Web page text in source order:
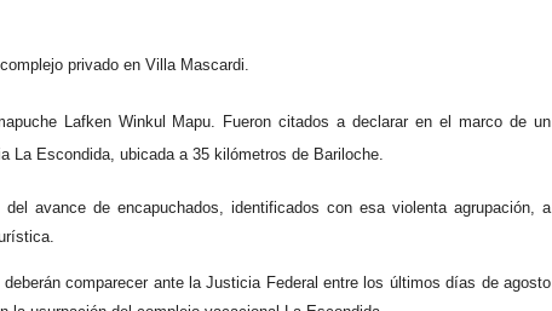
privado en Villa Mascardi.
Lafken Winkul Mapu. Fueron citados a declarar en el marco de un
La Escondida, ubicada a 35 kilómetros de Bariloche.
avance de encapuchados, identificados con esa violenta agrupación, a
comparecer ante la Justicia Federal entre los últimos días de agosto